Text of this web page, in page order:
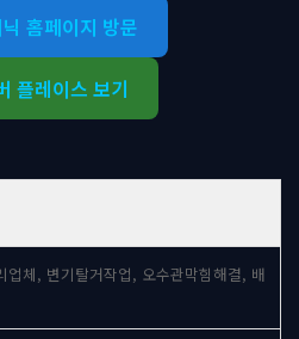
홈페이지 방문
플레이스 보기
업체, 변기탈거작업, 오수관막힘해결, 배